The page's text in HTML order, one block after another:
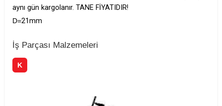
aynı gün kargolanır. TANE FİYATIDIR!
D=21mm
İş Parçası Malzemeleri
K